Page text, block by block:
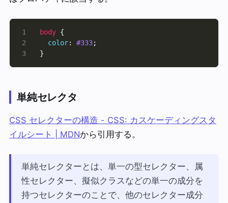
3
body
color: #333
}
単純セレクタ
CSS セレクターの構造 - CSS: カスケーディングスタ
イルシート | MDNから引用する。
単純セレクターとは、単一の型セレクター、属
性セレクター、擬似クラスなどの単一の成分を
持つセレクターのことで、他のセレクター成分